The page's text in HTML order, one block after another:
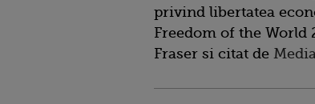
privind libertatea
Freedom of the
Fraser si citat de